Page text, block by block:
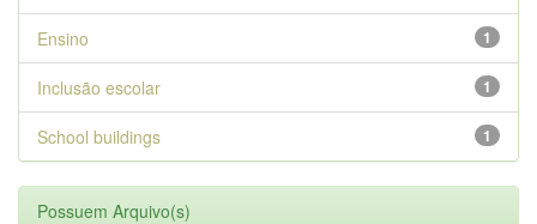
1
Ensino
1
Inclusão escolar
1
School buildings
Possuem Arquivo(s)